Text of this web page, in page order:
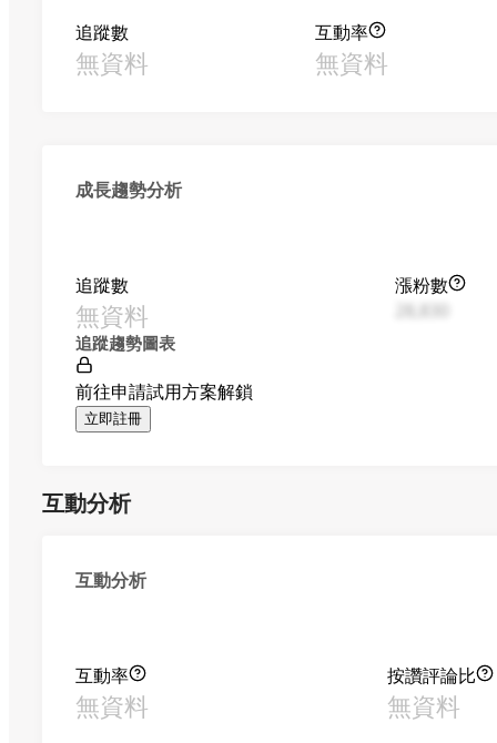
追蹤數
無資料
互動率
無資料
成長趨勢分析
追蹤數
無資料
漲粉數
追蹤趨勢圖表
前往申請試用方案解鎖
立即註冊
互動分析
互動分析
互動率
無資料
按讚評論比
無資料